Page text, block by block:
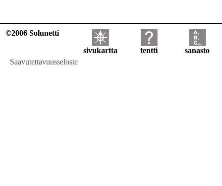
©2006 Solunetti
sivukartta tentti
sanasto
Saavutettavuusseloste